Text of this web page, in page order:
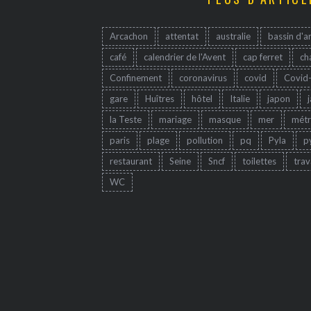
Arcachon attentat australie bassin
café
calendrier de l'Avent cap ferret
Confinement
coronavirus covid
gare
Huîtres hôtel Italie japon
la Teste
mariage masque mer
paris
plage pollution pq Pyla
restaurant
Seine Sncf toilettes
WC